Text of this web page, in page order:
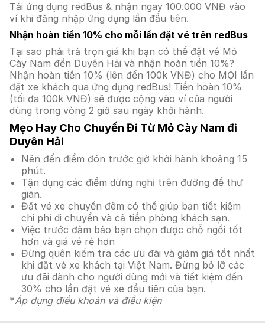
Tải ứng dụng redBus & nhận ngay 100.000 VNĐ vào
ví khi đăng nhập ứng dụng lần đầu tiên.
Nhận hoàn tiền 10% cho mỗi lần đặt vé trên redBus
Tại sao phải trả trọn giá khi bạn có thể đặt vé Mỏ
Cày Nam đến Duyên Hải và nhận hoàn tiền 10%?
Nhận hoàn tiền 10% (lên đến 100k VNĐ) cho MỌI lần
đặt xe khách qua ứng dụng redBus! Tiền hoàn 10%
(tối đa 100k VNĐ) sẽ được cộng vào ví của người
dùng trong vòng 2 giờ sau ngày khởi hành.
Mẹo Hay Cho Chuyến Đi Từ Mỏ Cày Nam đi
Duyên Hải
Nên đến điểm đón trước giờ khởi hành khoảng 15
phút.
Tận dụng các điểm dừng nghỉ trên đường để thư
giãn.
Đặt vé xe chuyến đêm có thể giúp bạn tiết kiệm
chi phí di chuyển và cả tiền phòng khách sạn.
Việc trước đảm bảo bạn chọn được chỗ ngồi tốt
hơn và giá vé rẻ hơn
Đừng quên kiểm tra các ưu đãi và giảm giá tốt nhất
khi đặt vé xe khách tại Việt Nam. Đừng bỏ lỡ các
ưu đãi dành cho người dùng mới và tiết kiệm đến
30% cho lần đặt vé xe đầu tiên của bạn.
*Áp dụng điều khoản và điều kiện